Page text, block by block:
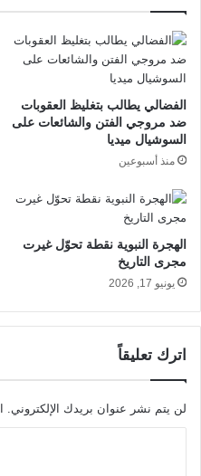
الفضالي يطالب بتغليظ العقوبات
ضد مروجي الفتن والشائعات على
السوشيال ميديا
منذ أسبوعين
الهجرة النبوية نقطة تحوّل غيرت
مجرى التاريخ
يونيو 17, 2026
اترك تعليقاً
لن يتم نشر عنوان بريدك الإلكتروني.